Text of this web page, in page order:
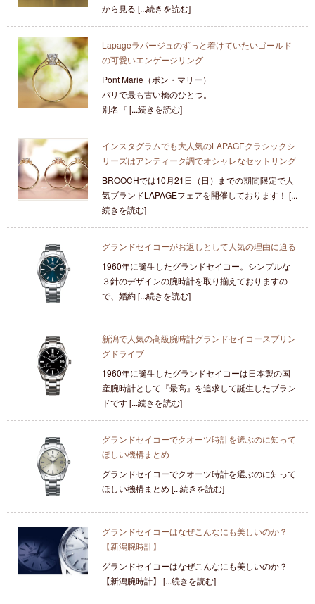
から見る [...続きを読む]
Lapageラパージュのずっと着けていたいゴールド
の可愛いエンゲージリング
Pont Marie（ポン・マリー）
パリで最も古い橋のひとつ。
別名『 [...続きを読む]
インスタグラムでも大人気のLAPAGEクラシックシ
リーズはアンティーク調でオシャレなセットリング
BROOCHでは10月21日（日）までの期間限定で人
気ブランドLAPAGEフェアを開催しております！ [...
続きを読む]
グランドセイコーがお返しとして人気の理由に迫る
1960年に誕生したグランドセイコー。シンプルな
３針のデザインの腕時計を取り揃えておりますの
で、婚約 [...続きを読む]
新潟で人気の高級腕時計グランドセイコースプリン
グドライブ
1960年に誕生したグランドセイコーは日本製の国
産腕時計として『最高』を追求して誕生したブラン
ドです [...続きを読む]
グランドセイコーでクオーツ時計を選ぶのに知って
ほしい機構まとめ
グランドセイコーでクオーツ時計を選ぶのに知って
ほしい機構まとめ [...続きを読む]
グランドセイコーはなぜこんなにも美しいのか？
【新潟腕時計】
グランドセイコーはなぜこんなにも美しいのか？
【新潟腕時計】 [...続きを読む]